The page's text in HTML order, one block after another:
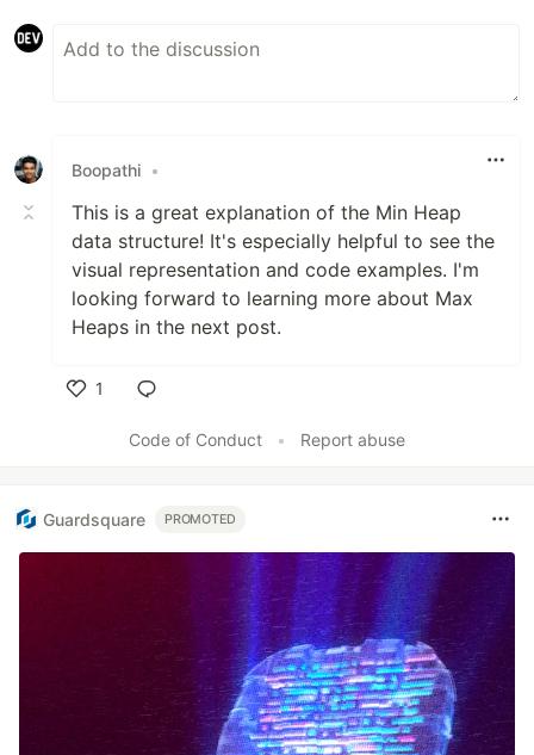
Boopathi •
This is a great explanation of the Min Heap
data structure! It's especially helpful to see the
visual representation and code examples. I'm
looking forward to learning more about Max
Heaps in the next post.
1
Code of Conduct
• Report abuse
Guardsquare PROMOTED